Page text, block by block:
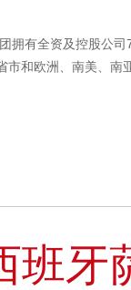
拥有全资及控股公
市和欧洲、南美、南
班牙